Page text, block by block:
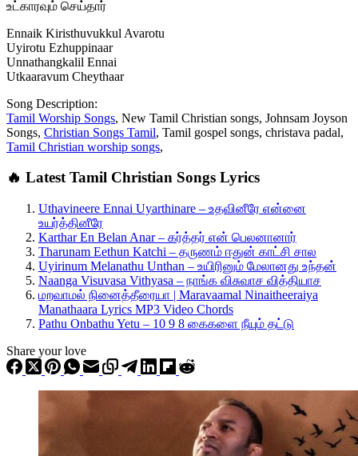
உட்காரவும் செய்தார்
Ennaik Kiristhuvukkul Avarotu
Uyirotu Ezhuppinaar
Unnathangkalil Ennai
Utkaaravum Cheythaar
Song Description:
Tamil Worship Songs, New Tamil Christian songs, Johnsam Joyson
Songs, Christian Songs Tamil, Tamil gospel songs, christava padal,
Tamil Christian worship songs,
🔥 Latest Tamil Christian Songs Lyrics
Uthavineere Ennai Uyarthinare – உதவினீரே என்னை
உயர்த்தினீரே
Karthar En Belan Anar – கர்த்தர் என் பெலனானார்
Tharunam Eethun Katchi – தருணம் ஈதுன் காட்சி சால
Uyirinum Melanathu Unthan – உயிரினும் மேலானது உந்தன்
Naanga Visuvasa Vithyasa – நாங்க விசுவாச வித்தியாச
மறவாமல் நினைத்தீரையா | Maravaamal Ninaitheeraiya
Manathaara Lyrics MP3 Video Chords
Pathu Onbathu Yetu – 10 9 8 கைகளை நீயும் தட்டு
Share your love